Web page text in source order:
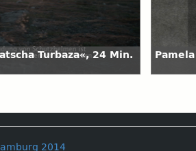
Turbaza«, 24 Min.
2014